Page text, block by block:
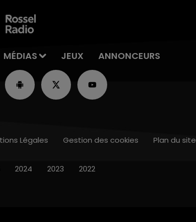
MÉDIAS JEUX ANNONCEURS
Légales Gestion des cookies Plan du site
2024 2023 2022